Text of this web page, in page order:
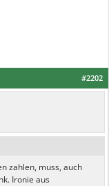
#2202
zahlen, muss, auch
Ironie aus